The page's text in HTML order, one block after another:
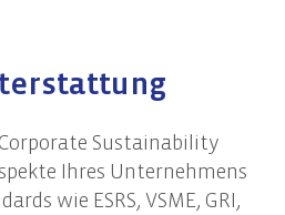
Sustainability
Ihres Unternehmens
wie ESRS, VSME, GRI,